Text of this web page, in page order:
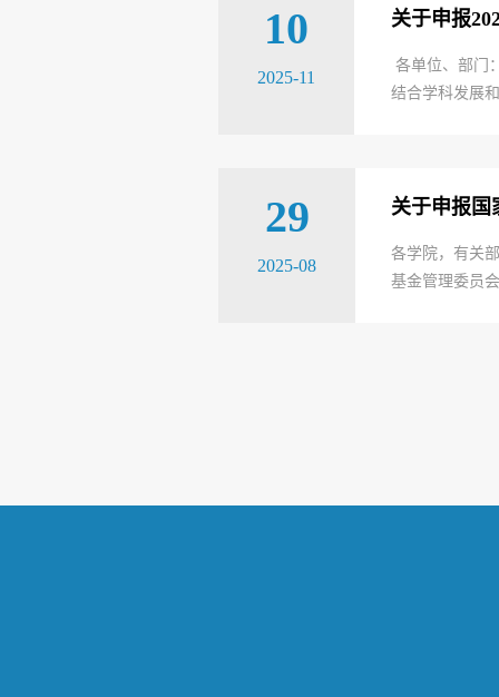
10
2025-11
关于申报
各单位、部门
结合学科发展
29
2025-08
关于申报国
各学院，有关
基金管理委员